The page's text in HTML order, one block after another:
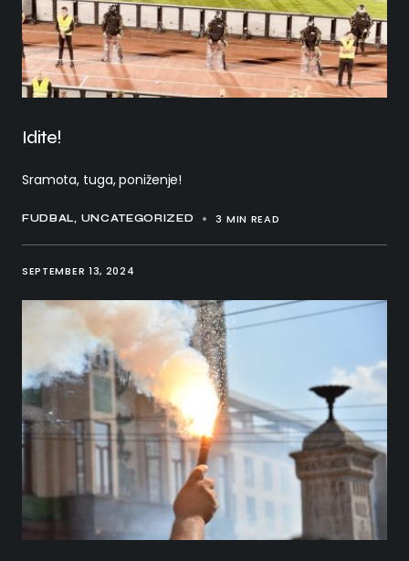
FUDBAL UNCATEGORIZED 3 MIN READ
Idite!
Sramota, tuga, poniženje!
SEPTEMBER 13, 2024